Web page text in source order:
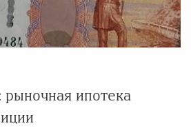
ипотека